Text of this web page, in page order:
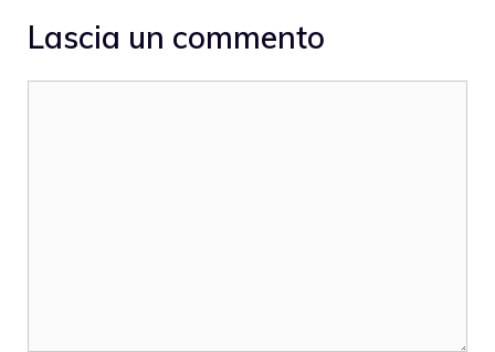
Lascia un commento